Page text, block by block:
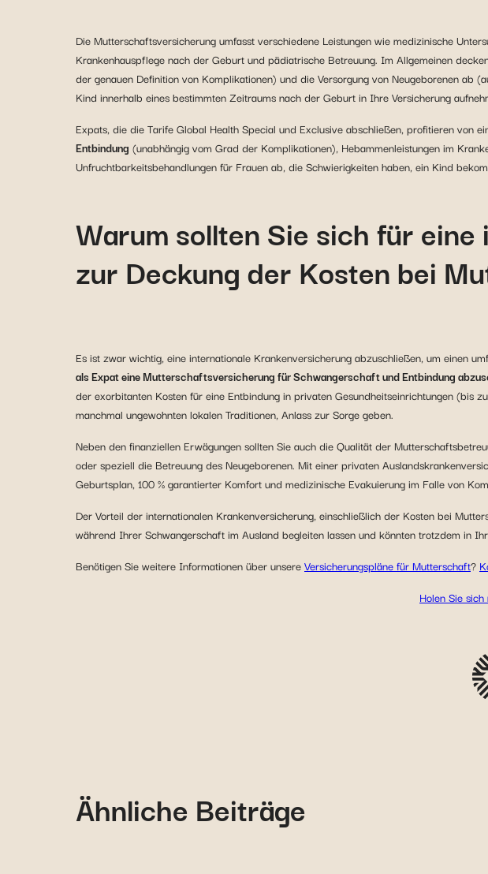
Die Mutterschaftsversicherung umfasst verschiedene Leistungen wie medizinische
Krankenhauspflege nach der Geburt und pädiatrische Betreuung. Im Allgemeinen
der genauen Definition von Komplikationen) und die Versorgung von Neugeborenen ab
Kind innerhalb eines bestimmten Zeitraums nach der Geburt in Ihre Versicherung
Expats, die die Tarife Global Health Special und Exclusive abschließen, profitieren von
Entbindung (unabhängig vom Grad der Komplikationen), Hebammenleistungen im
Unfruchtbarkeitsbehandlungen für Frauen ab, die Schwierigkeiten haben, ein Kind
Warum sollten Sie sich für
zur Deckung der Kosten bei
Es ist zwar wichtig, eine internationale Krankenversicherung abzuschließen, um einen
als Expat eine Mutterschaftsversicherung für Schwangerschaft und Entbindung
der exorbitanten Kosten für eine Entbindung in privaten Gesundheitseinrichtungen
manchmal ungewohnten lokalen Traditionen, Anlass zur Sorge geben.
Neben den finanziellen Erwägungen sollten Sie auch die Qualität der
oder speziell die Betreuung des Neugeborenen. Mit einer privaten
Geburtsplan, 100 % garantierter Komfort und medizinische Evakuierung im Falle von
Der Vorteil der internationalen Krankenversicherung, einschließlich der Kosten bei
während Ihrer Schwangerschaft im Ausland begleiten lassen und könnten trotzdem in
Benötigen Sie weitere Informationen über unsereVersicherungspläne für Mutterschaft?
Holen Sie
Ähnliche Beiträge